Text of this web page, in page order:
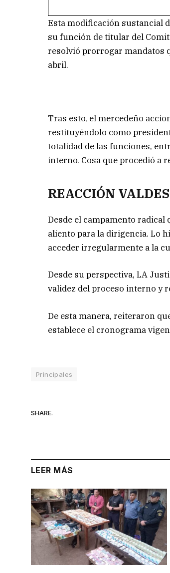
Esta modificación sustancial
su función de titular del
resolvió prorrogar mandatos
abril.
Tras esto, el mercedeño
restituyéndolo como
totalidad de las funciones,
interno. Cosa que procedió a
REACCIÓN
Desde el campamento radical
aliento para la dirigencia. Lo
acceder irregularmente a la
Desde su perspectiva, LA
validez del proceso interno y
De esta manera, reiteraron
establece el cronograma
Principales
SHARE.
LEER MÁS